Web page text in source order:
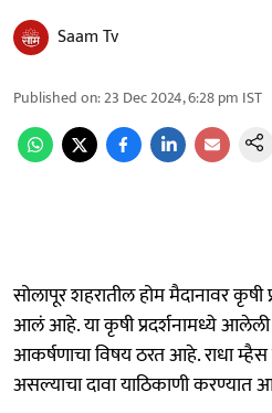
Saam Tv
Published on:23 Dec 2024, 6:28 pm IST
सोलापूर शहरातील होम मैदानावर
आलं आहे. या कृषी प्रदर्शनामध्ये
आकर्षणाचा विषय ठरत आहे. राधा
असल्याचा दावा याठिकाणी